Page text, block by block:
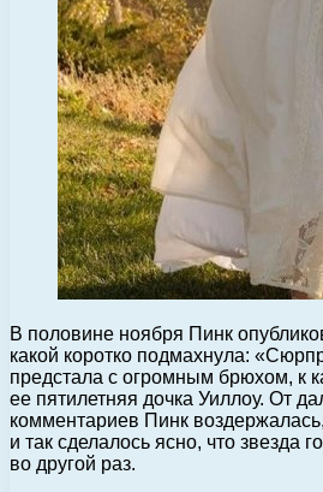
В половине ноября Пинк
какой коротко подмахнула:
предстала с огромным брюхом, к
ее пятилетняя дочка Уиллоу. От
комментариев Пинк
и так сделалось ясно, что звезда
во другой раз.